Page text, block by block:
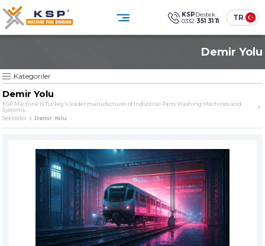
×
Endüstriyel temizlikte güven,
teknoloji ve sürdürülebilirlik.
ÜRÜN GRUPLARIMIZ
» Standart Endüstriyel Parça Yıkama Makineleri
» Özel Tasarım Endüstriyel Parça Yıkama Makineleri
Ürünler
Çözümler
Sektörler
KSPDestek
0332 351 31 11 TR
Demir Yolu
×
KSP MACHINEKATEGORİLER » Solventli Endüstriyel Parça Yıkama Makineleri
» Diğer Makine ve Ekipmanlar
SINCE
The quality is our
Sine qua non
principle
Kategoriler
Demir Yolu
KSP Machine is Turkey's leader manufacturer of Industrial Parts Washing Machines and
Systems.
Sektörler
Demir Yolu